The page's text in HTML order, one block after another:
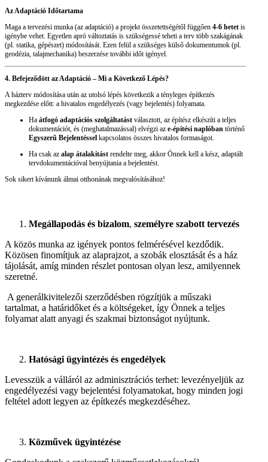
Az Adaptáció Időtartama
Maga a tervezési munka (az adaptáció) a projekt összetettségétől függően 4-6 hetet is
igénybe vehet. Egyetlen apró változtatás is szükségessé teheti a terv több szakágának
(pl. statika, gépészet) módosítását. Ezen felül a szükséges külső dokumentumok (pl.
geodézia, talajmechanika) beszerzése további időt igényel.
4. Befejeződött az Adaptáció – Mi a Következő Lépés?
A házterv módosítása után az utolsó lépés következik a tényleges építkezés
megkezdése előtt: a hivatalos engedélyezés (vagy bejelentés) folyamata.
Ha átfogó adaptációs szolgáltatást választott, az építész elkészíti a teljes
dokumentációt, és (meghatalmazással) elvégzi az e-építési naplóban történő
Egyszerű Bejelentéssel kapcsolatos összes hivatalos formaságot.
Ha csak az alap átalakítást rendelte meg, akkor Önnek kell a kész, adaptált
tervdokumentációval benyújtania a bejelentést.
Sok sikert kívánunk álmai otthonának megvalósításához!
Megállapodás és bizalom, személyre szabott tervezés
A közös munka az igények pontos felmérésével kezdődik.
Közösen finomítjuk az alaprajzot, a szobák elosztását és a ház
tájolását, amíg minden részlet pontosan olyan lesz, amilyennek
szeretné.
A generálkivitelezői szerződésben rögzítjük a műszaki
tartalmat, a határidőket és a költségeket, így Önnek a teljes
folyamat alatt anyagi és szakmai biztonságot nyújtunk.
Hatósági ügyintézés és engedélyek
Levesszük a válláról az adminisztrációs terhet: levezényeljük az
engedélyezési vagy bejelentési folyamatokat, hogy minden jogi
feltétel adott legyen az építkezés megkezdéséhez.
Közművek ügyintézése